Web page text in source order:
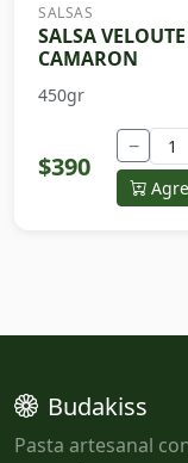
SALSAS
SALSA
CAMARON
450gr
$390
−
Budakiss
Pasta artesanal